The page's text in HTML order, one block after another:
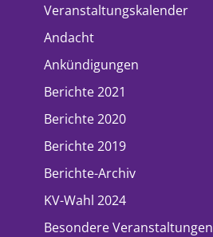
Veranstaltungskalender
Andacht
Ankündigungen
Berichte 2021
Berichte 2020
Berichte 2019
Berichte-Archiv
KV-Wahl 2024
Besondere Veranstaltungen